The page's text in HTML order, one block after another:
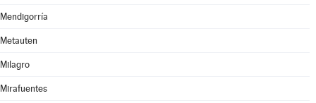
Mendigorría
Metauten
Milagro
Mirafuentes